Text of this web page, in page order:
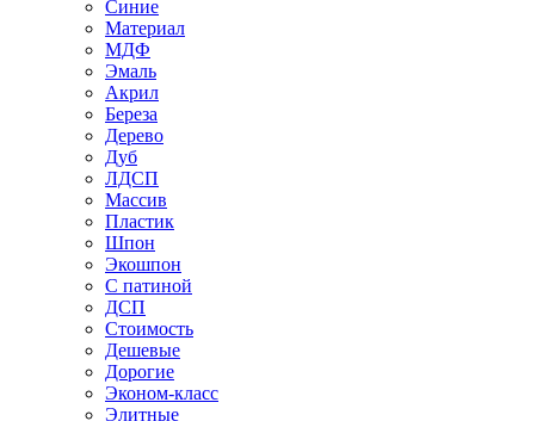
Синие
Материал
МДФ
Эмаль
Акрил
Береза
Дерево
Дуб
ЛДСП
Массив
Пластик
Шпон
Экошпон
С патиной
ДСП
Стоимость
Дешевые
Дорогие
Эконом-класс
Элитные